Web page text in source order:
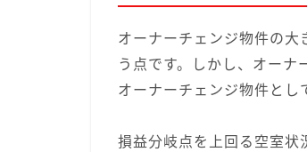
オーナーチェンジ物件の
う点です。しかし、オーナ
オーナーチェンジ物件とし
損益分岐点を上回る空室状